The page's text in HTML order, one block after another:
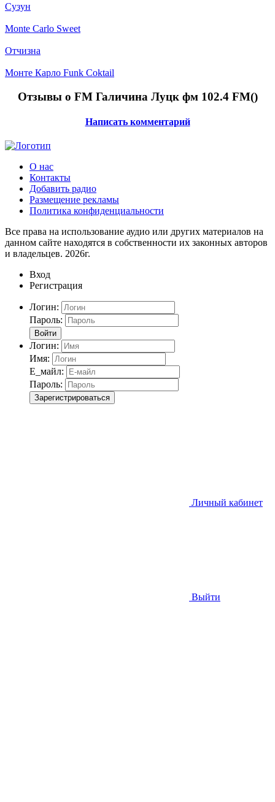
Сузун
Monte Carlo Sweet
Отчизна
Монте Карло Funk Coktail
Отзывы о FM Галичина Луцк фм 102.4 FM()
Написать комментарий
О нас
Контакты
Добавить радио
Размещение рекламы
Политика конфиденциальности
Все права на использование аудио или других материалов на
данном сайте находятся в собственности их законных авторов
и владельцев. 2026г.
Вход
Регистрация
Логин:
Пароль:
Войти
Логин:
Имя:
Е_майл:
Пароль:
Зарегистрироваться
Личный кабинет
Выйти